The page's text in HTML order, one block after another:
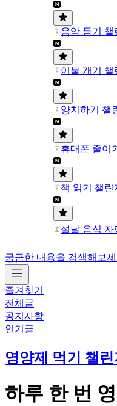
음악 듣기 챌
이불 개기 챌
양치하기 챌
휴대폰 줄이
책 읽기 챌린
설날 음식 자
궁금한 내용을 검색해보
즐겨찾기
전체글
공지사항
인기글
영양제 먹기 챌린
하루 한 번